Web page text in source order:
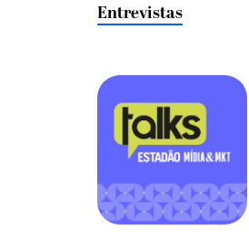
Entrevistas